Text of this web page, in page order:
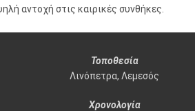
αντοχή στις καιρικές συνθήκες.
Τοποθεσία
Λινόπετρα, Λεμεσός
Χρονολογία